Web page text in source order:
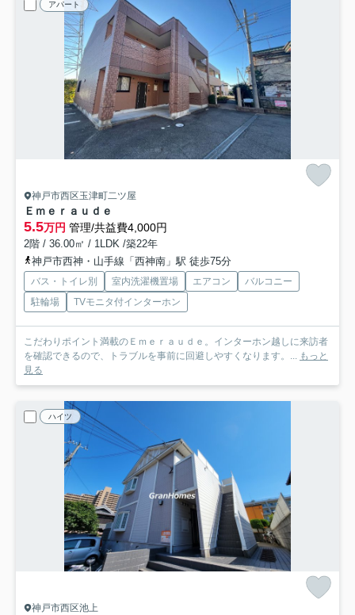
アパート
神戸市西区玉津町二ツ屋
Ｅｍｅｒａｕｄｅ
5.5万円 管理/共益費4,000円
2階 / 36.00㎡ / 1LDK /築22年
神戸市西神・山手線「西神南」駅 徒歩75分
バス・トイレ別 室内洗濯機置場 エアコン
バルコニー
駐輪場
TVモニタ付インターホン
こだわりポイント満載のＥｍｅｒａｕｄｅ。インターホン越しに来訪者
を確認できるので、トラブルを事前に回避しやすくなります。... もっと
見る
ハイツ
神戸市西区池上